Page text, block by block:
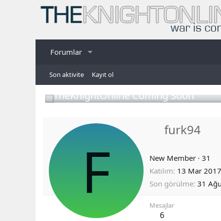
Forumlar
Son aktivite Kayıt ol
TheKnightOnline Coming Soon
F
furk94
New Member · 31
Katılım 13 Mar 2017
Son görülme 31
Mesajlar
6